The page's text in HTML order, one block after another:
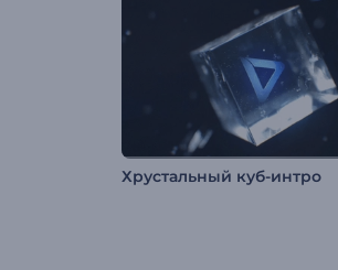
Хрустальный куб-интро